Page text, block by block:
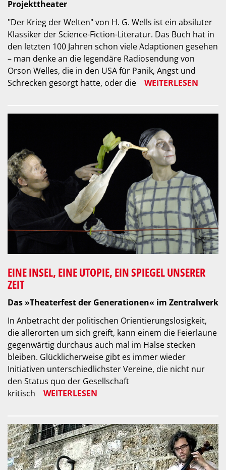
Projekttheater
"Der Krieg der Welten" von H. G. Wells ist ein absiluter
Klassiker der Science-Fiction-Literatur. Das Buch hat in
den letzten 100 Jahren schon viele Adaptionen gesehen
– man denke an die legendäre Radiosendung von
Orson Welles, die in den USA für Panik, Angst und
Schrecken gesorgt hatte, oder die
WEITERLESEN
EINE INSEL, EINE UTOPIE, EIN SPIEGEL UNSERER
ZEIT
Das »Theaterfest der Generationen« im Zentralwerk
In Anbetracht der politischen Orientierungslosigkeit,
die allerorten um sich greift, kann einem die Feierlaune
gegenwärtig durchaus auch mal im Halse stecken
bleiben. Glücklicherweise gibt es immer wieder
Initiativen unterschiedlichster Vereine, die nicht nur
den Status quo der Gesellschaft
kritisch
WEITERLESEN